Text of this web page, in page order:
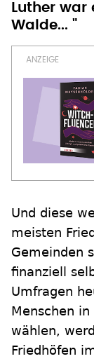
Luther war
Walde... "
Und diese
meisten
Gemeinden
finanziell
Umfragen
Menschen
wählen,
Friedhöfen